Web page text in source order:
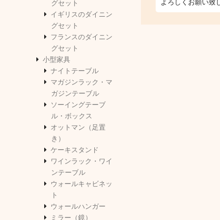
よろしくお願い致
グセット
イギリスのダイニン
グセット
フランスのダイニン
グセット
小型家具
ナイトテーブル
マガジンラック・マ
ガジンテーブル
ソーイングテーブ
ル・ボックス
オットマン（足置
き）
ケーキスタンド
ワインラック・ワイ
ンテーブル
ウォールキャビネッ
ト
ウォールハンガー
ミラー（鏡）